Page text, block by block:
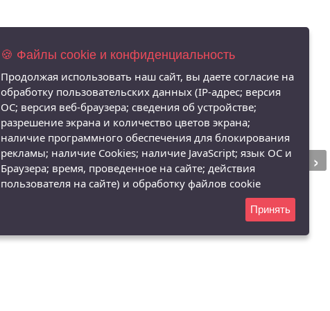
›
🍪 Файлы cookie и конфиденциальность
Продолжая использовать наш сайт, вы даете согласие на
обработку пользовательских данных (IP-адрес; версия
ОС; версия веб-браузера; сведения об устройстве;
разрешение экрана и количество цветов экрана;
наличие программного обеспечения для блокирования
рекламы; наличие Cookies; наличие JavaScript; язык ОС и
Браузера; время, проведенное на сайте; действия
пользователя на сайте) и обработку файлов cookie
Принять